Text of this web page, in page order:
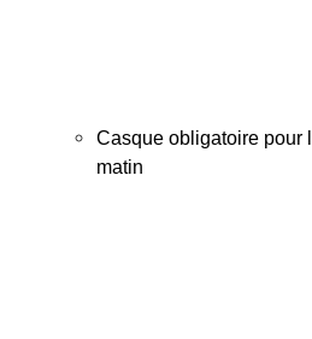
Casque obligatoire pour
matin